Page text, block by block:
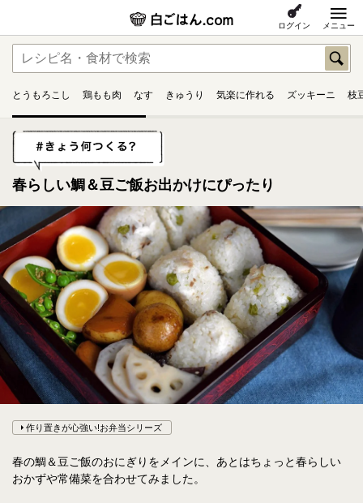
ログイン メニュー
とうもろこし 鶏もも肉 なす きゅうり 気楽に作れる ズッキーニ 枝
春らしい鯛＆豆ご飯お出かけにぴったり
作り置きが心強い!お弁当シリーズ
春の鯛＆豆ご飯のおにぎりをメインに、あとはちょっと春らしい
おかずや常備菜を合わせてみました。